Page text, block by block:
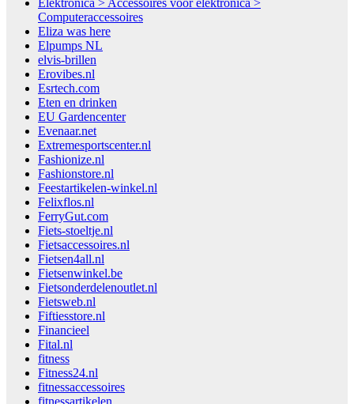
Elektronica > Accessoires voor elektronica >
Computeraccessoires
Eliza was here
Elpumps NL
elvis-brillen
Erovibes.nl
Esrtech.com
Eten en drinken
EU Gardencenter
Evenaar.net
Extremesportscenter.nl
Fashionize.nl
Fashionstore.nl
Feestartikelen-winkel.nl
Felixflos.nl
FerryGut.com
Fiets-stoeltje.nl
Fietsaccessoires.nl
Fietsen4all.nl
Fietsenwinkel.be
Fietsonderdelenoutlet.nl
Fietsweb.nl
Fiftiesstore.nl
Financieel
Fital.nl
fitness
Fitness24.nl
fitnessaccessoires
fitnessartikelen